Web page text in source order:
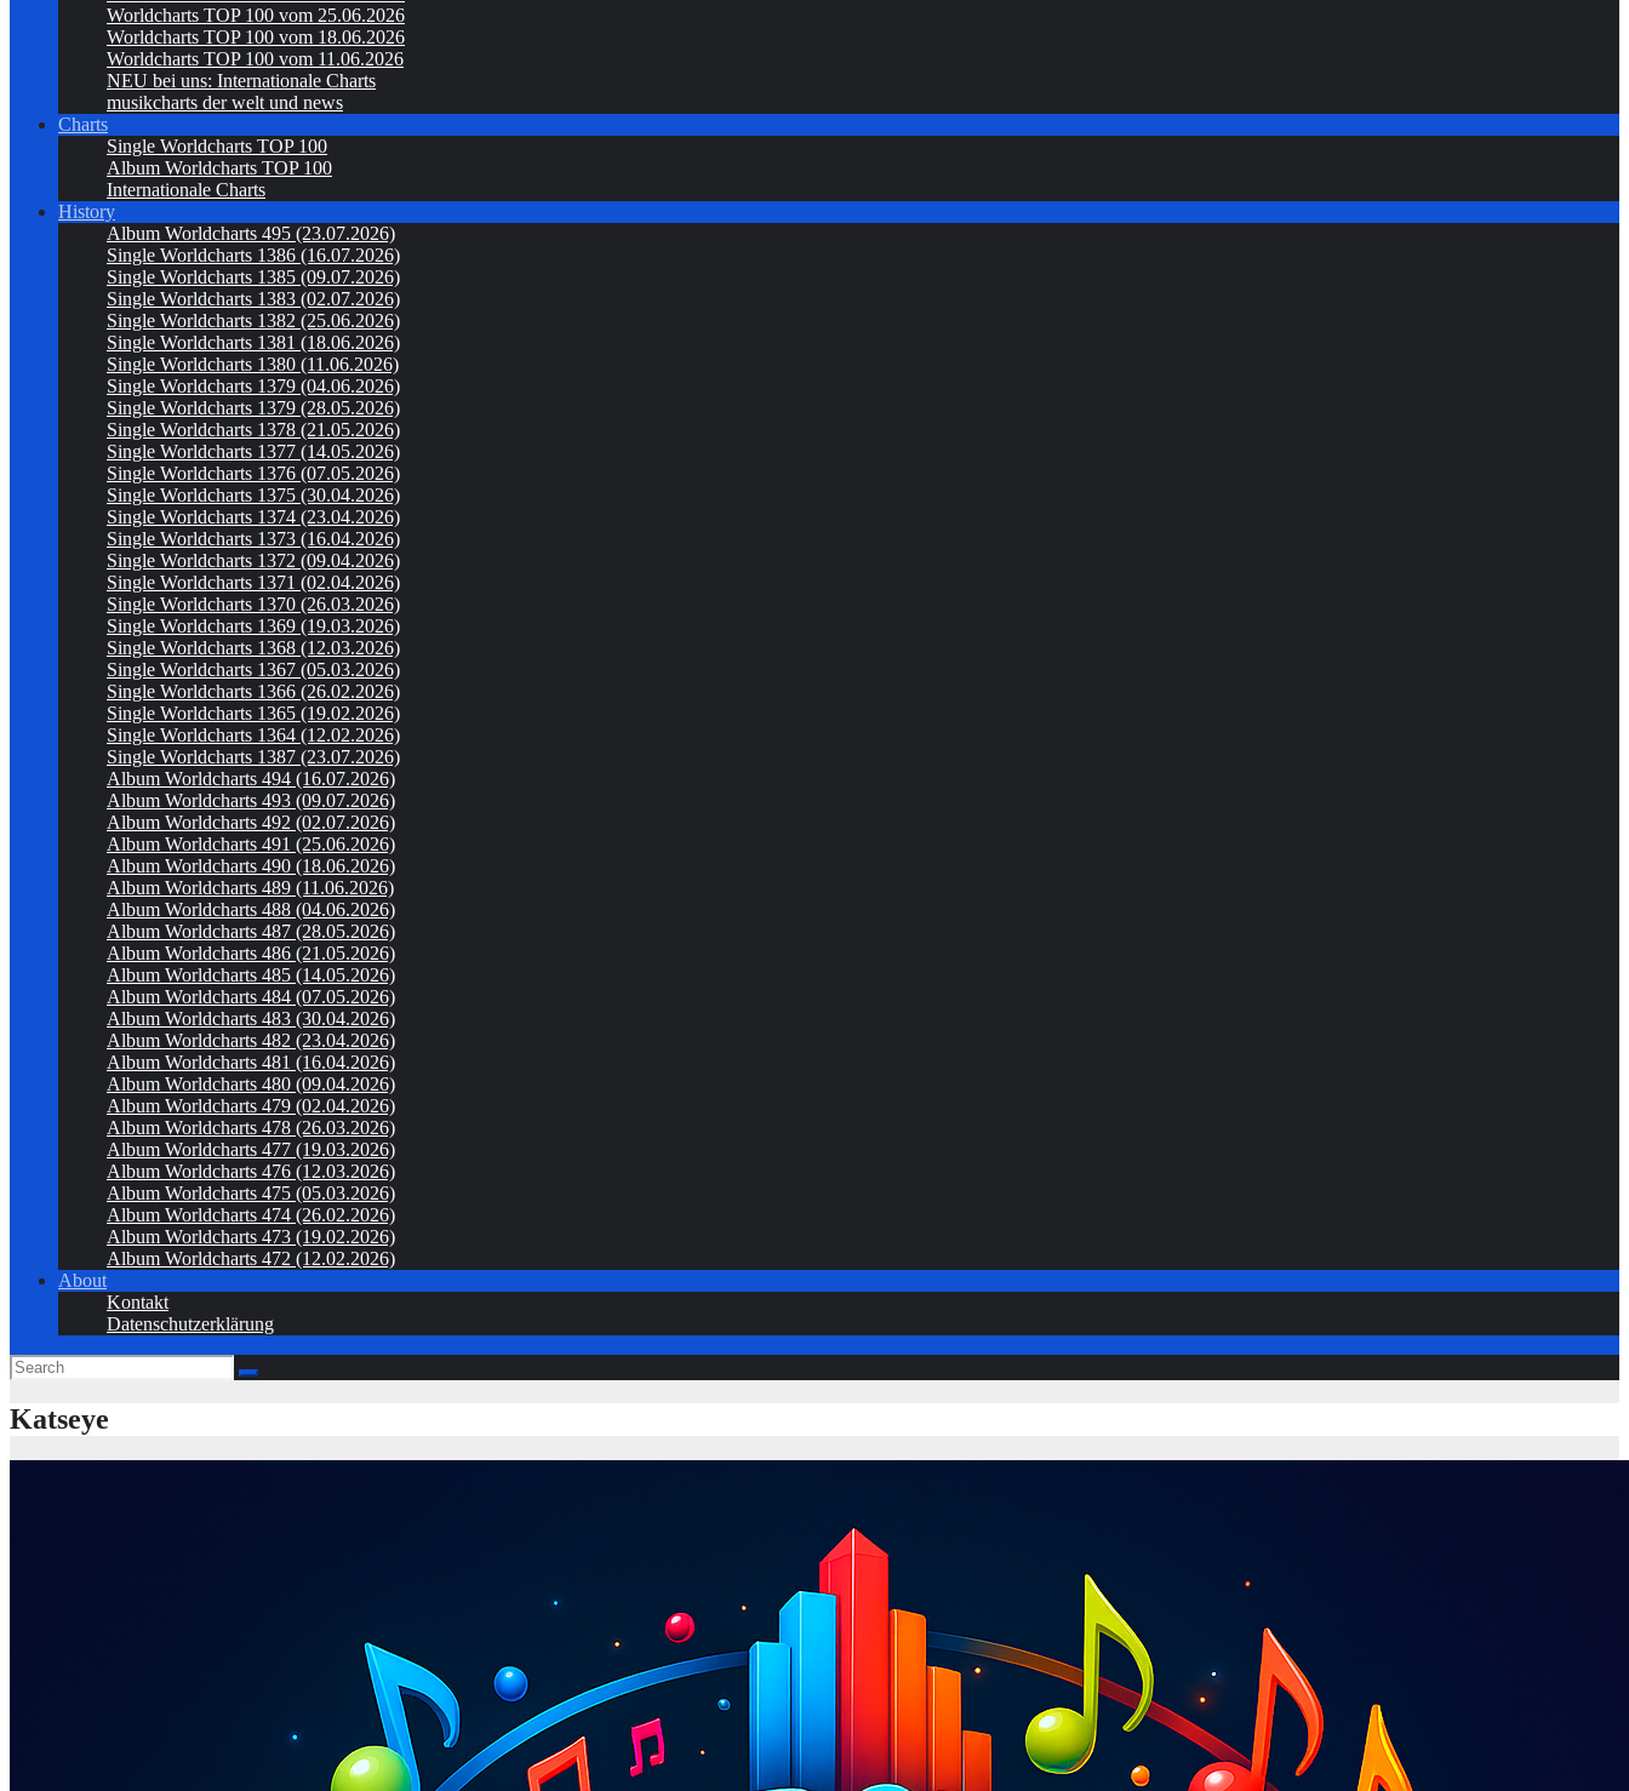
Worldcharts TOP 100 vom 25.06.2026
Worldcharts TOP 100 vom 18.06.2026
Worldcharts TOP 100 vom 11.06.2026
NEU bei uns: Internationale Charts
musikcharts der welt und news
Charts
Single Worldcharts TOP 100
Album Worldcharts TOP 100
Internationale Charts
History
Album Worldcharts 495 (23.07.2026)
Single Worldcharts 1386 (16.07.2026)
Single Worldcharts 1385 (09.07.2026)
Single Worldcharts 1383 (02.07.2026)
Single Worldcharts 1382 (25.06.2026)
Single Worldcharts 1381 (18.06.2026)
Single Worldcharts 1380 (11.06.2026)
Single Worldcharts 1379 (04.06.2026)
Single Worldcharts 1379 (28.05.2026)
Single Worldcharts 1378 (21.05.2026)
Single Worldcharts 1377 (14.05.2026)
Single Worldcharts 1376 (07.05.2026)
Single Worldcharts 1375 (30.04.2026)
Single Worldcharts 1374 (23.04.2026)
Single Worldcharts 1373 (16.04.2026)
Single Worldcharts 1372 (09.04.2026)
Single Worldcharts 1371 (02.04.2026)
Single Worldcharts 1370 (26.03.2026)
Single Worldcharts 1369 (19.03.2026)
Single Worldcharts 1368 (12.03.2026)
Single Worldcharts 1367 (05.03.2026)
Single Worldcharts 1366 (26.02.2026)
Single Worldcharts 1365 (19.02.2026)
Single Worldcharts 1364 (12.02.2026)
Single Worldcharts 1387 (23.07.2026)
Album Worldcharts 494 (16.07.2026)
Album Worldcharts 493 (09.07.2026)
Album Worldcharts 492 (02.07.2026)
Album Worldcharts 491 (25.06.2026)
Album Worldcharts 490 (18.06.2026)
Album Worldcharts 489 (11.06.2026)
Album Worldcharts 488 (04.06.2026)
Album Worldcharts 487 (28.05.2026)
Album Worldcharts 486 (21.05.2026)
Album Worldcharts 485 (14.05.2026)
Album Worldcharts 484 (07.05.2026)
Album Worldcharts 483 (30.04.2026)
Album Worldcharts 482 (23.04.2026)
Album Worldcharts 481 (16.04.2026)
Album Worldcharts 480 (09.04.2026)
Album Worldcharts 479 (02.04.2026)
Album Worldcharts 478 (26.03.2026)
Album Worldcharts 477 (19.03.2026)
Album Worldcharts 476 (12.03.2026)
Album Worldcharts 475 (05.03.2026)
Album Worldcharts 474 (26.02.2026)
Album Worldcharts 473 (19.02.2026)
Album Worldcharts 472 (12.02.2026)
About
Kontakt
Datenschutzerklärung
Katseye